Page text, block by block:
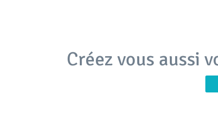
Créez vous aussi